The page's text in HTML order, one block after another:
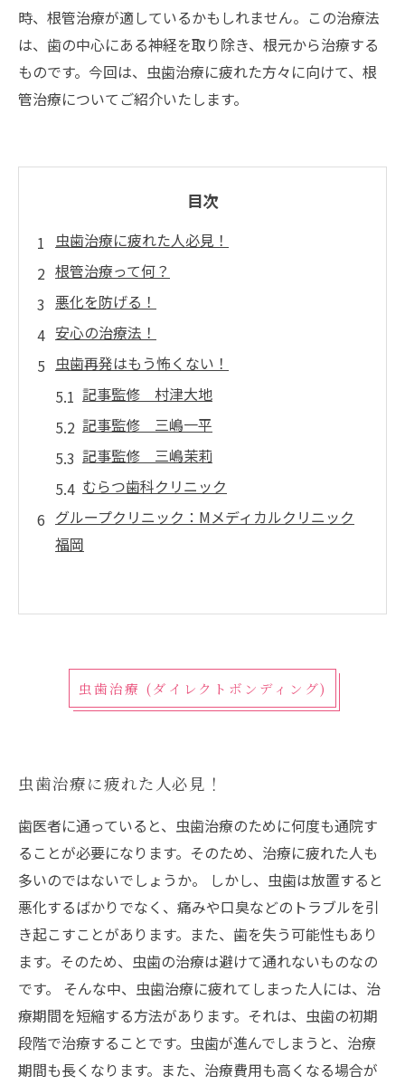
時、根管治療が適しているかもしれません。この治療法
は、歯の中心にある神経を取り除き、根元から治療する
ものです。今回は、虫歯治療に疲れた方々に向けて、根
管治療についてご紹介いたします。
目次
虫歯治療に疲れた人必見！
根管治療って何？
悪化を防げる！
安心の治療法！
虫歯再発はもう怖くない！
記事監修 村津大地
記事監修 三嶋一平
記事監修 三嶋茉莉
むらつ歯科クリニック
グループクリニック：Mメディカルクリニック
福岡
虫歯治療 (ダイレクトボンディング)
虫歯治療に疲れた人必見！
歯医者に通っていると、虫歯治療のために何度も通院す
ることが必要になります。そのため、治療に疲れた人も
多いのではないでしょうか。 しかし、虫歯は放置すると
悪化するばかりでなく、痛みや口臭などのトラブルを引
き起こすことがあります。また、歯を失う可能性もあり
ます。そのため、虫歯の治療は避けて通れないものなの
です。 そんな中、虫歯治療に疲れてしまった人には、治
療期間を短縮する方法があります。それは、虫歯の初期
段階で治療することです。虫歯が進んでしまうと、治療
期間も長くなります。また、治療費用も高くなる場合が